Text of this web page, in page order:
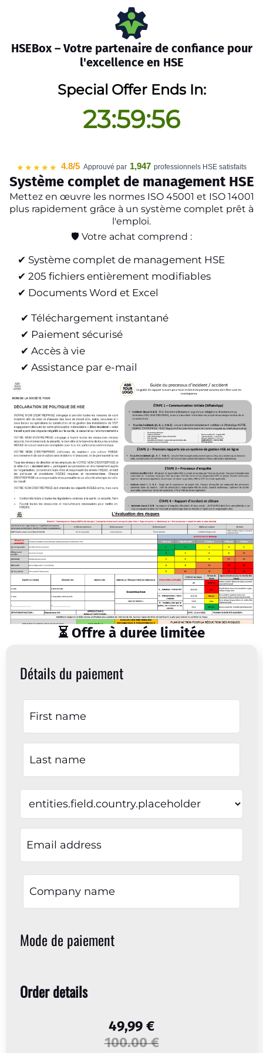
HSEBox – Votre partenaire de confiance pour
l'excellence en HSE
Special Offer Ends In:
23:59:56
★★★★★ 4.8/5 Approuvé par 1,947 professionnels HSE satisfaits
Système complet de management HSE
Mettez en œuvre les normes ISO 45001 et ISO 14001
plus rapidement grâce à un système complet prêt à
l'emploi.
🛡️ Votre achat comprend :
✔ Système complet de management HSE
✔ 205 fichiers entièrement modifiables
✔ Documents Word et Excel
✔ Téléchargement instantané
✔ Paiement sécurisé
✔ Accès à vie
✔ Assistance par e-mail
⏳ Offre à durée limitée
Détails du paiement
Mode de paiement
Order details
49,99 €
100.00 €